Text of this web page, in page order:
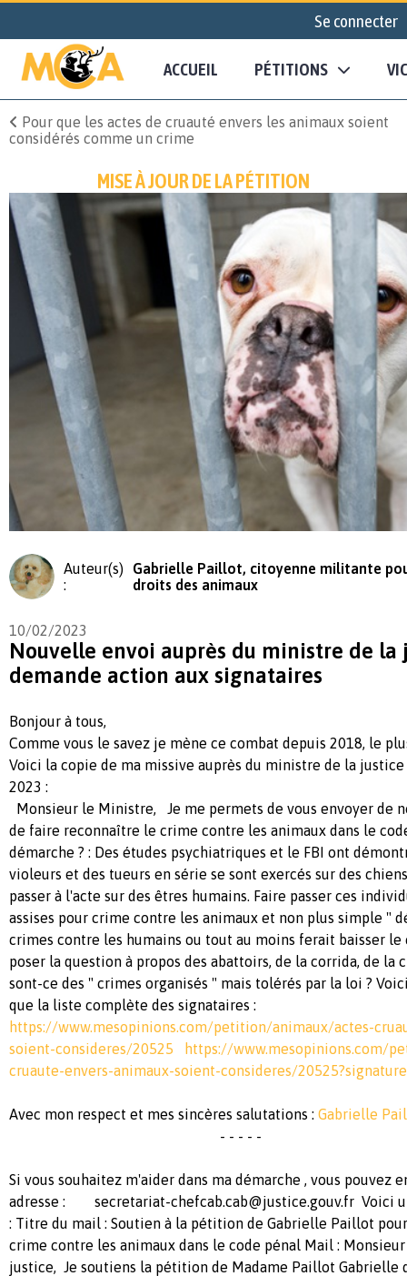
Se connecter
ACCUEIL PÉTITIONS
Pour que les actes de cruauté envers les animaux soient
considérés comme un crime
MISE À JOUR DE LA PÉTITION
Auteur(s)
:
Gabrielle Paillot, citoyenne militante
droits des animaux
10/02/2023
Nouvelle envoi auprès du ministre de la
demande action aux signataires
Bonjour à tous,
Comme vous le savez je mène ce combat depuis 2018, le
Voici la copie de ma missive auprès du ministre de la
2023 :
Monsieur le Ministre, Je me permets de vous envoyer de
de faire reconnaître le crime contre les animaux dans le
démarche ? : Des études psychiatriques et le FBI ont
violeurs et des tueurs en série se sont exercés sur des
passer à l'acte sur des êtres humains. Faire passer ces
assises pour crime contre les animaux et non plus simple "
crimes contre les humains ou tout au moins ferait baisser le
poser la question à propos des abattoirs, de la corrida, de la
sont-ce des " crimes organisés " mais tolérés par la loi ?
que la liste complète des signataires :
https://www.mesopinions.com/petition/animaux/actes-
soient-consideres/20525 https://www.mesopinions.com/
cruaute-envers-animaux-soient-consideres/
Avec mon respect et mes sincères salutations : Gabrielle
- - - - -
Si vous souhaitez m'aider dans ma démarche , vous pouvez
adresse : secretariat-chefcab.cab@justice.gouv.fr Voici
: Titre du mail : Soutien à la pétition de Gabrielle Paillot
crime contre les animaux dans le code pénal Mail :
justice, Je soutiens la pétition de Madame Paillot Gabrielle